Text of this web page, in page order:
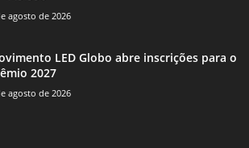
agosto de 2026
LED Globo abre inscrições para o
2027
agosto de 2026